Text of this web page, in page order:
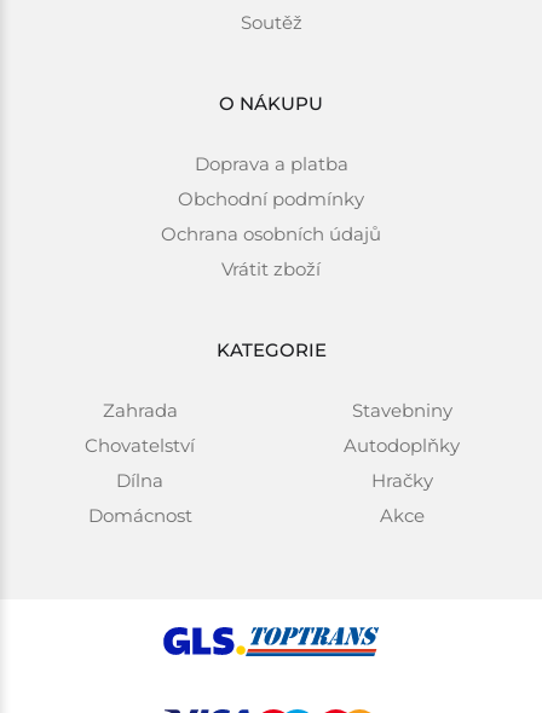
Soutěž
O NÁKUPU
Doprava a platba
Obchodní podmínky
Ochrana osobních údajů
Vrátit zboží
KATEGORIE
Zahrada
Chovatelství
Dílna
Domácnost
Stavebniny
Autodoplňky
Hračky
Akce